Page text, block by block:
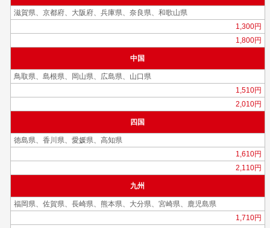
滋賀県、京都府、大阪府、兵庫県、奈良県、和歌山県
1,300円
1,800円
中国
鳥取県、島根県、岡山県、広島県、山口県
1,510円
2,010円
四国
徳島県、香川県、愛媛県、高知県
1,610円
2,110円
九州
福岡県、佐賀県、長崎県、熊本県、大分県、宮崎県、鹿児島県
1,710円